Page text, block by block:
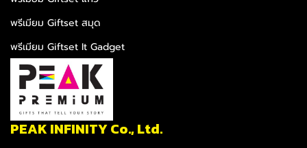
พรีเมียม Giftset สมุด
พรีเมียม Giftset It Gadget
PEAK INFINITY Co., Ltd.